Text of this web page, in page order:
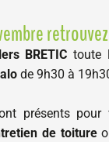
BRETIC toute
de 9h30 à
présents
de toiture